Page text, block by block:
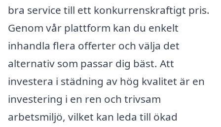
bra service till ett konkurrenskraftigt pris.
Genom vår plattform kan du enkelt
inhandla flera offerter och välja det
alternativ som passar dig bäst. Att
investera i städning av hög kvalitet är en
investering i en ren och trivsam
arbetsmiljö, vilket kan leda till ökad